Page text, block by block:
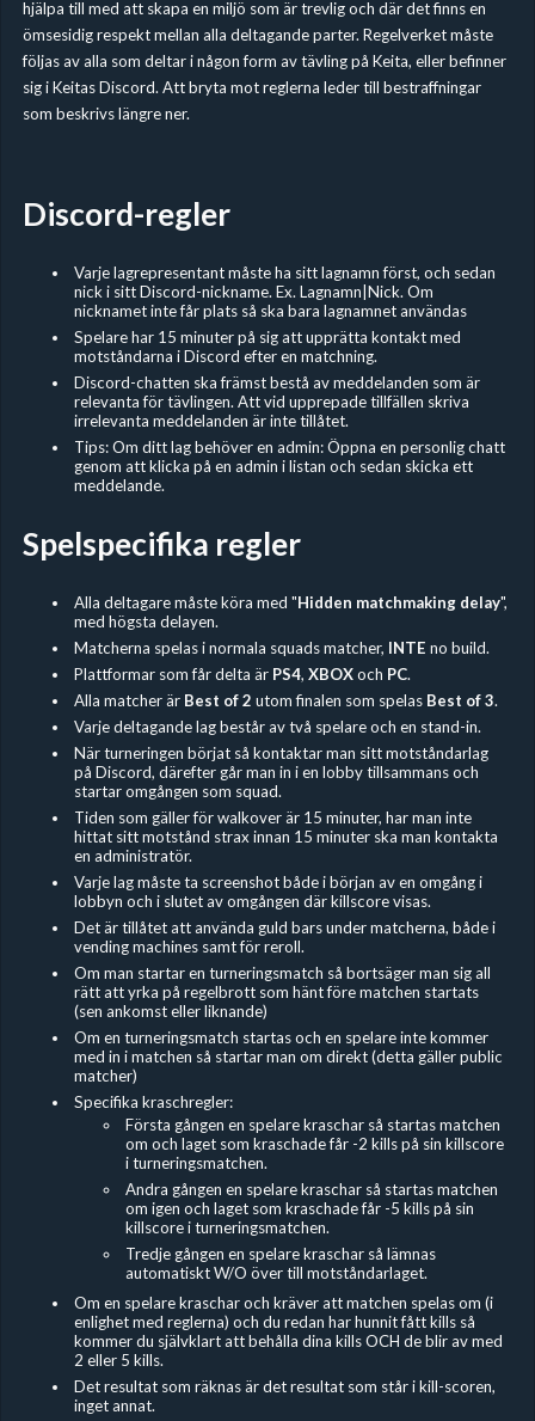
hjälpa till med att skapa en miljö som är trevlig och där det finns en
ömsesidig respekt mellan alla deltagande parter. Regelverket måste
följas av alla som deltar i någon form av tävling på Keita, eller befinner
sig i Keitas Discord. Att bryta mot reglerna leder till bestraffningar
som beskrivs längre ner.
Discord-regler
Varje lagrepresentant måste ha sitt lagnamn först, och sedan
nick i sitt Discord-nickname. Ex. Lagnamn|Nick. Om
nicknamet inte får plats så ska bara lagnamnet användas
Spelare har 15 minuter på sig att upprätta kontakt med
motståndarna i Discord efter en matchning.
Discord-chatten ska främst bestå av meddelanden som är
relevanta för tävlingen. Att vid upprepade tillfällen skriva
irrelevanta meddelanden är inte tillåtet.
Tips: Om ditt lag behöver en admin: Öppna en personlig chatt
genom att klicka på en admin i listan och sedan skicka ett
meddelande.
Spelspecifika regler
Alla deltagare måste köra med "Hidden matchmaking delay",
med högsta delayen.
Matcherna spelas i normala squads matcher, INTE no build.
Plattformar som får delta är PS4, XBOXoch PC.
Alla matcher är Best of 2 utom finalen som spelas Best of 3.
Varje deltagande lag består av två spelare och en stand-in.
När turneringen börjat så kontaktar man sitt motståndarlag
på Discord, därefter går man in i en lobby tillsammans och
startar omgången som squad.
Tiden som gäller för walkover är 15 minuter, har man inte
hittat sitt motstånd strax innan 15 minuter ska man kontakta
en administratör.
Varje lag måste ta screenshot både i början av en omgång i
lobbyn och i slutet av omgången där killscore visas.
Det är tillåtet att använda guld bars under matcherna, både i
vending machines samt för reroll.
Om man startar en turneringsmatch så bortsäger man sig all
rätt att yrka på regelbrott som hänt före matchen startats
(sen ankomst eller liknande)
Om en turneringsmatch startas och en spelare inte kommer
med in i matchen så startar man om direkt (detta gäller public
matcher)
Specifika kraschregler:
Första gången en spelare kraschar så startas matchen
om och laget som kraschade får -2 kills på sin killscore
i turneringsmatchen.
Andra gången en spelare kraschar så startas matchen
om igen och laget som kraschade får -5 kills på sin
killscore i turneringsmatchen.
Tredje gången en spelare kraschar så lämnas
automatiskt W/O över till motståndarlaget.
Om en spelare kraschar och kräver att matchen spelas om (i
enlighet med reglerna) och du redan har hunnit fått kills så
kommer du självklart att behålla dina kills OCH de blir av med
2 eller 5 kills.
Det resultat som räknas är det resultat som står i kill-scoren,
inget annat.